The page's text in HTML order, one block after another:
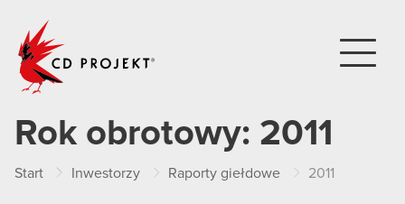
Rok obrotowy: 2011
Start Inwestorzy Raporty giełdowe 2011